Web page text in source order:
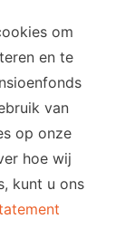
291
om
en te
van
op onze
hoe wij
kunt u ons